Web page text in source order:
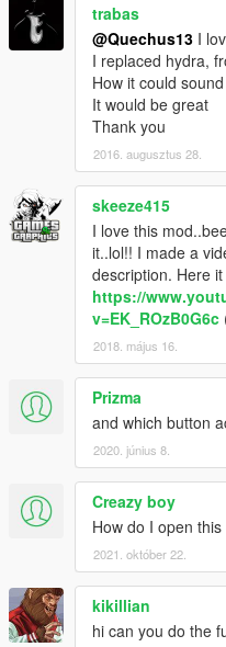
trabas
@Quechus13 I
I replaced hydra,
How it could
It would be great
Thank you
2016. augusztus 28.
skeeze415
I love this
it..lol!! I made a
description. Here
https://
v=EK_ROzB0G6c
2018. május 16.
Prizma
and which button
2020. június 8.
Creazy boy
How do I open
2021. október 22.
kikillian
hi can you do the